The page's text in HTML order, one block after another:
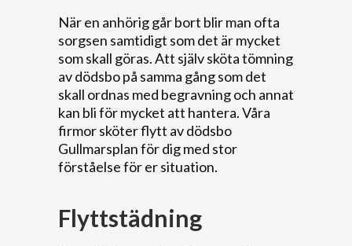
När en anhörig går bort blir man ofta
sorgsen samtidigt som det är mycket
som skall göras. Att själv sköta tömning
av dödsbo på samma gång som det
skall ordnas med begravning och annat
kan bli för mycket att hantera. Våra
firmor sköter flytt av dödsbo
Gullmarsplan för dig med stor
förståelse för er situation.
Flyttstädning